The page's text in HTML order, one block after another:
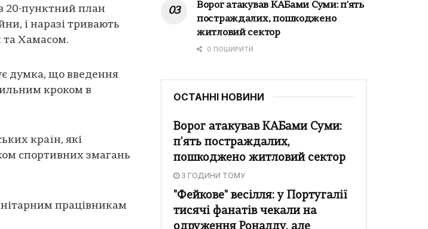
20-пунктний план
і наразі тривають
та Хамасом.
думка, що введення
кроком в
країн, які
спортивних змагань
працівникам
Ворог атакував КАБами Суми: п'ять
постраждалих, пошкоджено
житловий сектор
0 ПОШИРИТИ
ОСТАННІ НОВИНИ
Ворог атакував КАБами Суми:
п'ять постраждалих,
пошкоджено житловий сектор
3 ГОДИНИ ТОМУ
"Фейкове" весілля: у Португалії
тисячі фанатів чекали на